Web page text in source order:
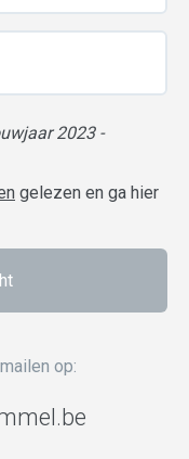
2023 -
gelezen en ga hier
op:
el.be